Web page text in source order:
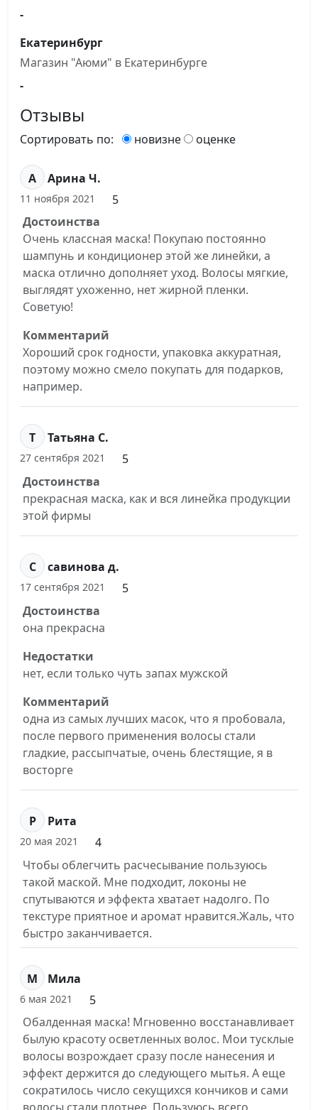
-
Екатеринбург
Магазин "Аюми" в Екатеринбурге
-
Отзывы
Сортировать по: новизне оценке
А Арина Ч.
11 ноября 2021
5
Достоинства
Очень классная маска! Покупаю постоянно
шампунь и кондиционер этой же линейки, а
маска отлично дополняет уход. Волосы мягкие,
выглядят ухоженно, нет жирной пленки.
Советую!
Комментарий
Хороший срок годности, упаковка аккуратная,
поэтому можно смело покупать для подарков,
например.
Т Татьяна С.
27 сентября 2021
5
Достоинства
прекрасная маска, как и вся линейка продукции
этой фирмы
С савинова д.
17 сентября 2021
5
Достоинства
она прекрасна
Недостатки
нет, если только чуть запах мужской
Комментарий
одна из самых лучших масок, что я пробовала,
после первого применения волосы стали
гладкие, рассыпчатые, очень блестящие, я в
восторге
Р Рита
20 мая 2021
4
Чтобы облегчить расчесывание пользуюсь
такой маской. Мне подходит, локоны не
спутываются и эффекта хватает надолго. По
текстуре приятное и аромат нравится.Жаль, что
быстро заканчивается.
М Мила
6 мая 2021
5
Обалденная маска! Мгновенно восстанавливает
былую красоту осветленных волос. Мои тусклые
волосы возрождает сразу после нанесения и
эффект держится до следующего мытья. А еще
сократилось число секущихся кончиков и сами